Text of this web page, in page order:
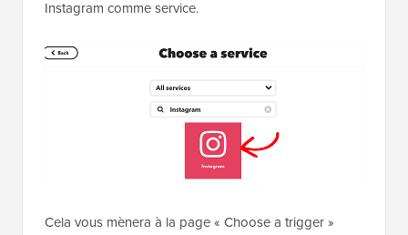
Instagram comme service.
Cela vous mènera à la page « Choose a trigger »